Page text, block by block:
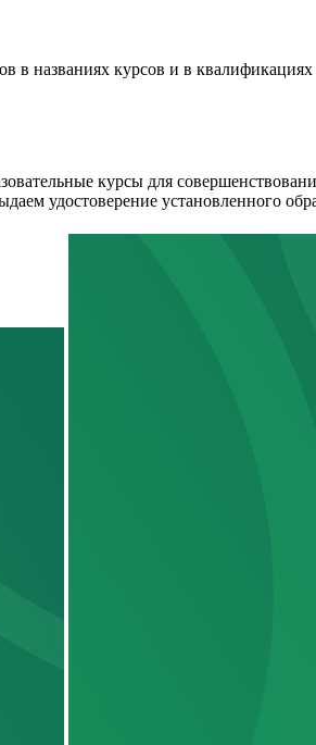
в названиях курсов и в квалификациях
курсы для
удостоверение установленного